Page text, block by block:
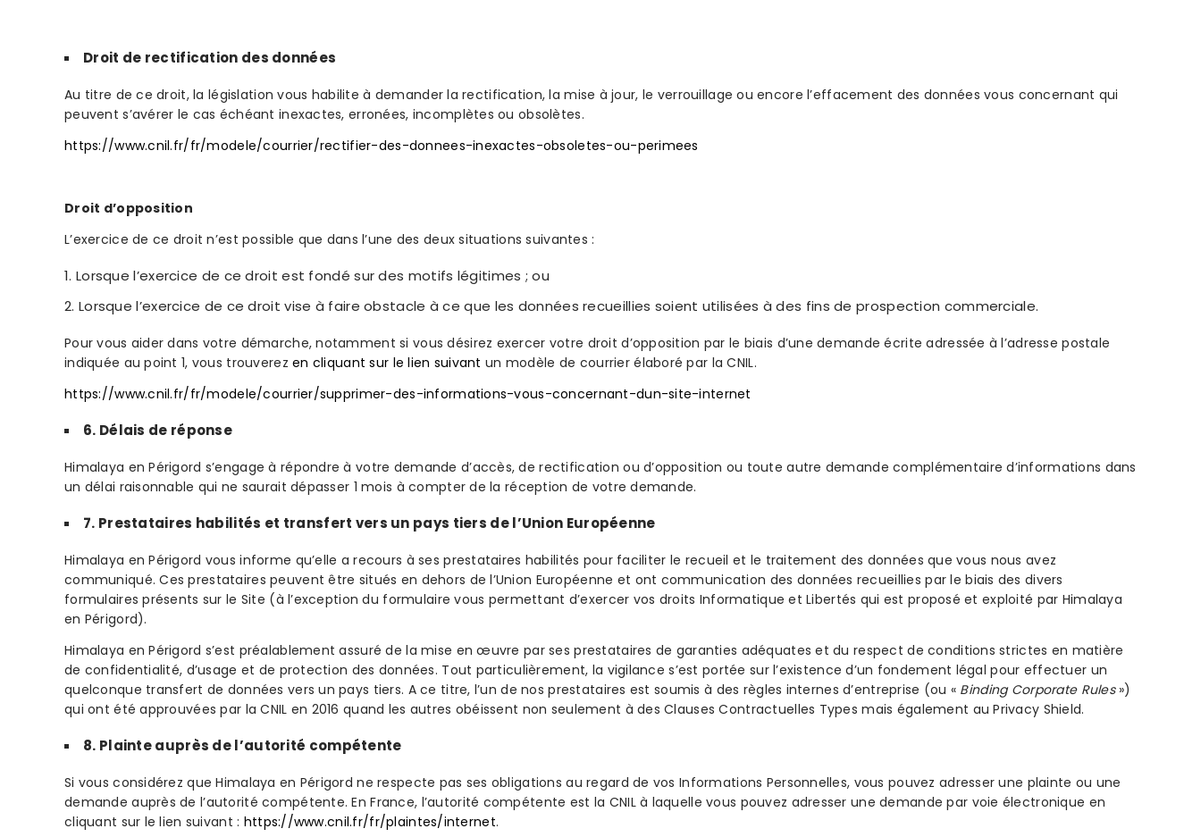
Droit de rectification des données
Au titre de ce droit, la législation vous habilite à demander la rectification, la mise à jour, le verrouillage ou encore l’effacement des données vous concernant qui
peuvent s’avérer le cas échéant inexactes, erronées, incomplètes ou obsolètes.
https://www.cnil.fr/fr/modele/courrier/rectifier-des-donnees-inexactes-obsoletes-ou-perimees
Droit d’opposition
L’exercice de ce droit n’est possible que dans l’une des deux situations suivantes :
Lorsque l’exercice de ce droit est fondé sur des motifs légitimes ; ou
Lorsque l’exercice de ce droit vise à faire obstacle à ce que les données recueillies soient utilisées à des fins de prospection commerciale.
Pour vous aider dans votre démarche, notamment si vous désirez exercer votre droit d’opposition par le biais d’une demande écrite adressée à l’adresse postale
indiquée au point 1, vous trouverezen cliquant sur le lien suivant un modèle de courrier élaboré par la CNIL.
https://www.cnil.fr/fr/modele/courrier/supprimer-des-informations-vous-concernant-dun-site-internet
6. Délais de réponse
Himalaya en Périgord s’engage à répondre à votre demande d’accès, de rectification ou d’opposition ou toute autre demande complémentaire d’informations dans
un délai raisonnable qui ne saurait dépasser 1 mois à compter de la réception de votre demande.
7. Prestataires habilités et transfert vers un pays tiers de l’Union Européenne
Himalaya en Périgord vous informe qu’elle a recours à ses prestataires habilités pour faciliter le recueil et le traitement des données que vous nous avez
communiqué. Ces prestataires peuvent être situés en dehors de l’Union Européenne et ont communication des données recueillies par le biais des divers
formulaires présents sur le Site (à l’exception du formulaire vous permettant d’exercer vos droits Informatique et Libertés qui est proposé et exploité par Himalaya
en Périgord).
Himalaya en Périgord s’est préalablement assuré de la mise en œuvre par ses prestataires de garanties adéquates et du respect de conditions strictes en matière
de confidentialité, d’usage et de protection des données. Tout particulièrement, la vigilance s’est portée sur l’existence d’un fondement légal pour effectuer un
quelconque transfert de données vers un pays tiers. A ce titre, l’un de nos prestataires est soumis à des règles internes d’entreprise (ou « Binding Corporate Rules»)
qui ont été approuvées par la CNIL en 2016 quand les autres obéissent non seulement à des Clauses Contractuelles Types mais également au Privacy Shield.
8. Plainte auprès de l’autorité compétente
Si vous considérez que Himalaya en Périgord ne respecte pas ses obligations au regard de vos Informations Personnelles, vous pouvez adresser une plainte ou une
demande auprès de l’autorité compétente. En France, l’autorité compétente est la CNIL à laquelle vous pouvez adresser une demande par voie électronique en
cliquant sur le lien suivant : https://www.cnil.fr/fr/plaintes/internet.